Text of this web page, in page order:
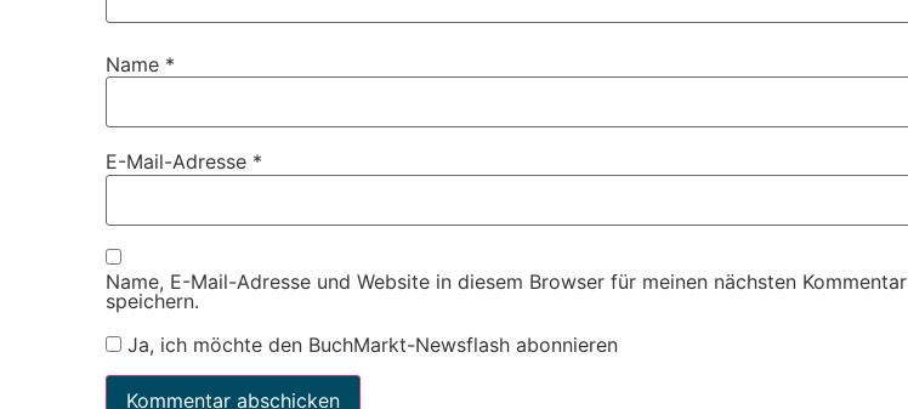
Name *
E-Mail-Adresse *
Name, E-Mail-Adresse und Website in diesem Browser für meinen nächsten Kommentar
speichern.
Ja, ich möchte den BuchMarkt-Newsflash abonnieren